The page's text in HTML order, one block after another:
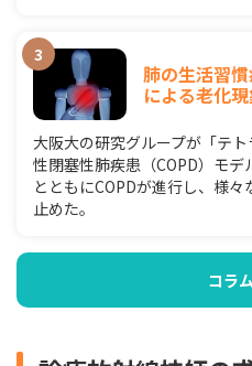
肺の生活習慣
による老化
大阪大の研究グループが「テ
性閉塞性肺疾患（COPD）モ
とともにCOPDが進行し、様
止めた。
コラ